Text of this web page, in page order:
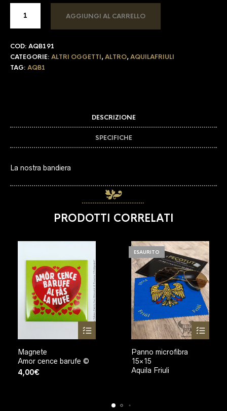
AGGIUNGI AL CARRELLO
COD: AQB191
CATEGORIE: ALTRI OGGETTI,ALTRO,AQUILAFRIULI
TAG: AQB1
DESCRIZIONE
SPECIFICHE
La nostra bandiera
PRODOTTI CORRELATI
Magnete
Amor cence barufe ©
4,00€
ESAURITO
Panno microfibra
15×15
Aquila Friuli